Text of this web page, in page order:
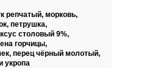
могут не представлять
в кулинарии. Однако,
взяться за дело и
их, то получится
аппетитный салат,
прекрасно дополнит
репчатый, морковь,
петрушка,
столовый 9%,
горчицы,
перец чёрный молотый,
укропа